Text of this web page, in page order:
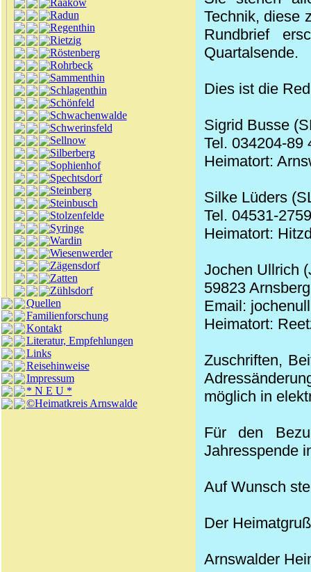
Raakow
Radun
Regenthin
Rietzig
Röstenberg
Rohrbeck
Sammenthin
Schlagenthin
Schönfeld
Schwachenwalde
Schwerinsfeld
Sellnow
Silberberg
Sophienhof
Spechtsdorf
Steinberg
Steinbusch
Stolzenfelde
Syringe
Wardin
Wiesenwerder
Zägensdorf
Zatten
Zühlsdorf
Quellen
Familienforschung
Kontakt
Literatur, Empfehlungen
Links
Reisehinweise
Impressum
* N E U *
©Heimatkreis Arnswalde
Technik, diese
Rundbrief
Quartalsende.
Dies ist die
Sigrid Busse
Tel. 034204-89
Heimatort:
Silke Lüders
Tel. 04531-
Heimatort:
Jochen Ullrich
59823
Email:
Heimatort:
Zuschriften,
möglich in
Für den
Jahresspende
Auf Wunsch
Der
Arnswalder